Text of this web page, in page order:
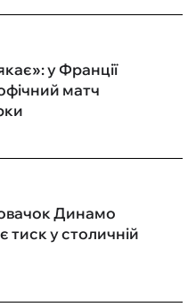
у Франції
матч
Динамо
тиск у столичній